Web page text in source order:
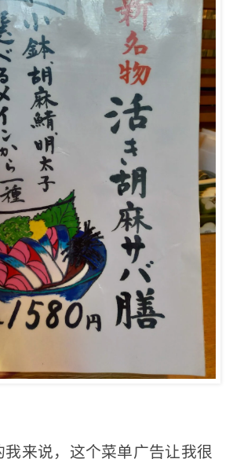
我来说，这个菜单广告让我很